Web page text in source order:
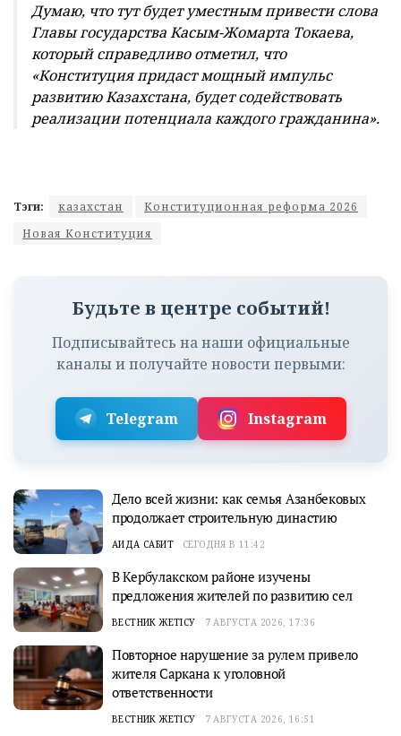
Думаю, что тут будет уместным привести слова
Главы государства Касым-Жомарта Токаева,
который справедливо отметил, что
«Конституция придаст мощный импульс
развитию Казахстана, будет содействовать
реализации потенциала каждого гражданина».
Тэги: казахстан
Конституционная реформа 2026
Новая Конституция
Будьте в центре событий!
Подписывайтесь на наши официальные
каналы и получайте новости первыми:
Telegram Instagram
Дело всей жизни: как семья Азанбековых
продолжает строительную династию
АИДА САБИТ СЕГОДНЯ В 11:42
В Кербулакском районе изучены
предложения жителей по развитию сел
ВЕСТНИК ЖЕТІСУ 7 АВГУСТА 2026, 17:36
Повторное нарушение за рулем привело
жителя Саркана к уголовной
ответственности
ВЕСТНИК ЖЕТІСУ 7 АВГУСТА 2026, 16:51